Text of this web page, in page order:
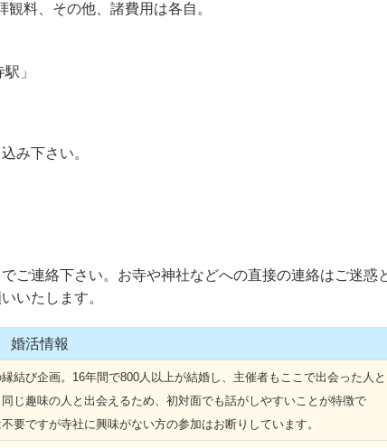
料、その他、諸費用は各自。
」
み下さい。
ご連絡下さい。お寺や神社などへの直接の連絡はご迷惑
いたします。
婚活情報
結び企画。16年間で800人以上が結婚し、主催者もここで出会った人と
じ趣味の人と出会えるため、初対面でも話がしやすいことが特徴で
要ですが寺社に興味がない方の参加はお断りしています。